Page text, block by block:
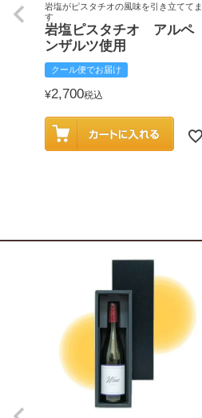
岩塩がピスタチオの風味を引き立ててま
す
岩塩ピスタチオ アルペ
ンザルツ使用
クール便でお届け
¥2,700税込